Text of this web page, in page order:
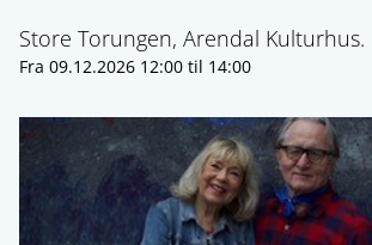
Store Torungen, Arendal Kulturhus.
Fra 09.12.2026 12:00 til 14:00